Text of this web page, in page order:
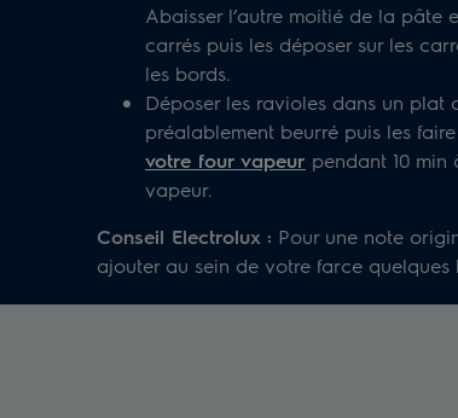
Abaisser l’autre moitié de la pâte
carrés puis les déposer sur les
les bords.
Déposer les ravioles dans un plat
préalablement beurré puis les
votre four vapeur pendant 10
vapeur.
Conseil Electrolux : Pour une note
ajouter au sein de votre farce quelques